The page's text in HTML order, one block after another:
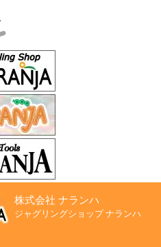
株式会社 ナランハ
ジャグリングショップ ナランハ